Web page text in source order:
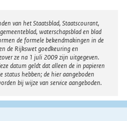
van het Staatsblad, Staatscourant,
waterschapsblad en blad
de formele bekendmakingen in de
de Rijkswet goedkeuring en
ze na 1 juli 2009 zijn uitgegeven.
datum geldt dat alleen de in papieren
status hebben; de hier aangeboden
bij wijze van service aangeboden.